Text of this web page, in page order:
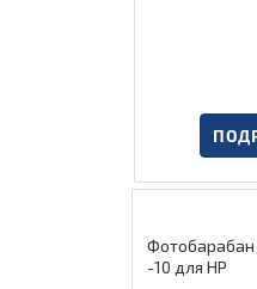
Фотобарабан
-10 для HP